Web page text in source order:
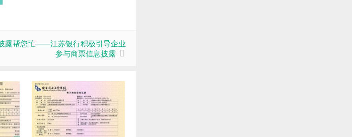
露帮您忙——江苏银行积极引导企业
参与商票信息披露